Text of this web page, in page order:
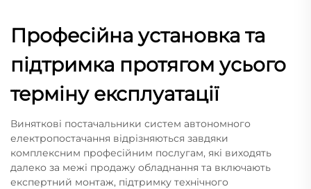
Професійна установка та
підтримка протягом усього
терміну експлуатації
Виняткові постачальники систем автономного
електропостачання відрізняються завдяки
комплексним професійним послугам, які виходять
далеко за межі продажу обладнання та включають
експертний монтаж, підтримку технічного